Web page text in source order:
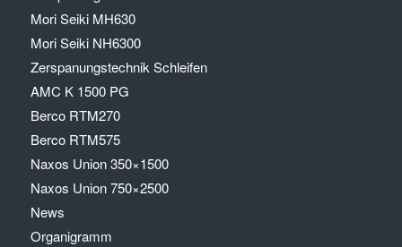
Mori Seiki MH630
Mori Seiki NH6300
Zerspanungstechnik Schleifen
AMC K 1500 PG
Berco RTM270
Berco RTM575
Naxos Union 350×1500
Naxos Union 750×2500
News
Organigramm